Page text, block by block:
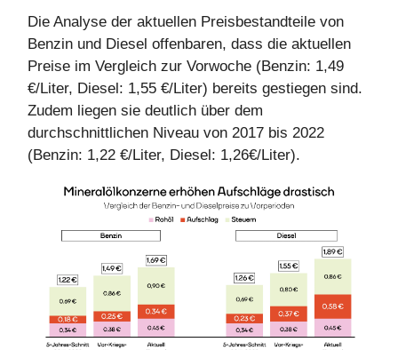
Die Analyse der aktuellen Preisbestandteile von
Benzin und Diesel offenbaren, dass die aktuellen
Preise im Vergleich zur Vorwoche (Benzin: 1,49
€/Liter, Diesel: 1,55 €/Liter) bereits gestiegen sind.
Zudem liegen sie deutlich über dem
durchschnittlichen Niveau von 2017 bis 2022
(Benzin: 1,22 €/Liter, Diesel: 1,26€/Liter).